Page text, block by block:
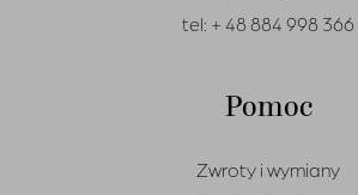
tel: + 48 884 998 366
Pomoc
Zwroty i wymiany